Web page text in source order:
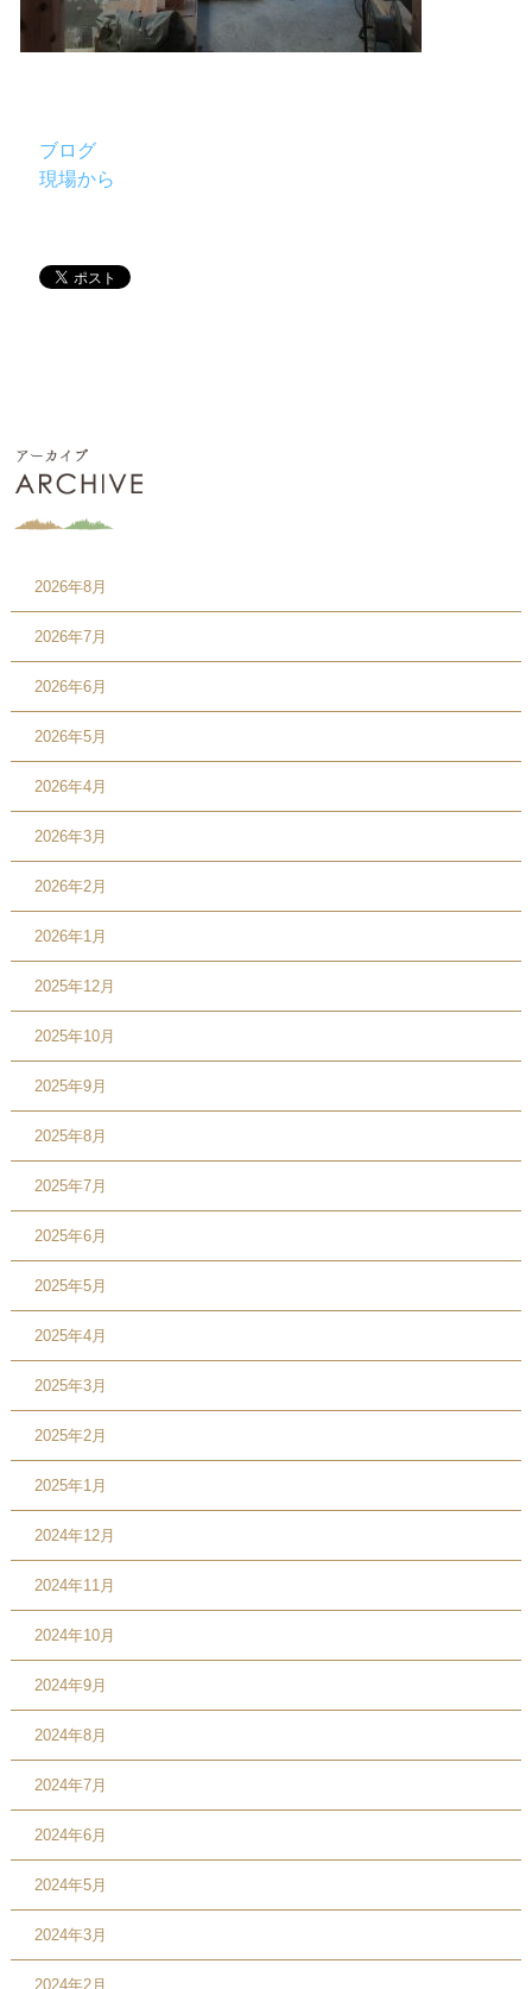
ブログ
現場から
2026年8月
2026年7月
2026年6月
2026年5月
2026年4月
2026年3月
2026年2月
2026年1月
2025年12月
2025年10月
2025年9月
2025年8月
2025年7月
2025年6月
2025年5月
2025年4月
2025年3月
2025年2月
2025年1月
2024年12月
2024年11月
2024年10月
2024年9月
2024年8月
2024年7月
2024年6月
2024年5月
2024年3月
2024年2月